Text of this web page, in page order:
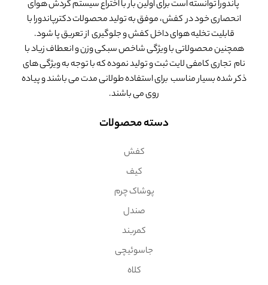
پاندورا توانسته است برای اولین بار با اختراع سیستم گردش هوای
انحصاری خود در کفش، موفق به تولید محصولات دکترپاندورا با
قابلیت تخلیه هوای داخل کفش و جلوگیری از تعریق پا شود.
همچنین محصولاتی با ویژگی شاخص سبکی وزن و انعطاف زیاد با
نام تجاری کامفی لایت ثبت و تولید نموده که با توجه به ویژگی های
ذکر شده بسیار مناسب برای استفاده طولانی مدت می باشند و پیاده
روی می باشند.
دسته محصولات
کفش
کیف
پوشاک چرم
صندل
کمربند
جاسوئیچی
کلاه